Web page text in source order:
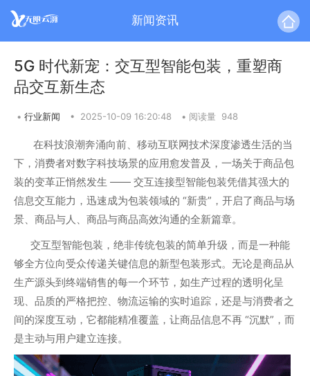
新闻资讯
5G 时代新宠：交互型智能包装，重塑商
品交互新生态
• 行业新闻 • 2025-10-09 16:20:48 • 阅读量 948
在科技浪潮奔涌向前、移动互联网技术深度渗透生活的当
下，消费者对数字科技场景的应用愈发普及，一场关于商品包
装的变革正悄然发生 —— 交互连接型智能包装凭借其强大的
信息交互能力，迅速成为包装领域的 “新贵”，开启了商品与场
景、商品与人、商品与商品高效沟通的全新篇章。
交互型智能包装，绝非传统包装的简单升级，而是一种能
够全方位向受众传递关键信息的新型包装形式。无论是商品从
生产源头到终端销售的每一个环节，如生产过程的透明化呈
现、品质的严格把控、物流运输的实时追踪，还是与消费者之
间的深度互动，它都能精准覆盖，让商品信息不再 “沉默”，而
是主动与用户建立连接。